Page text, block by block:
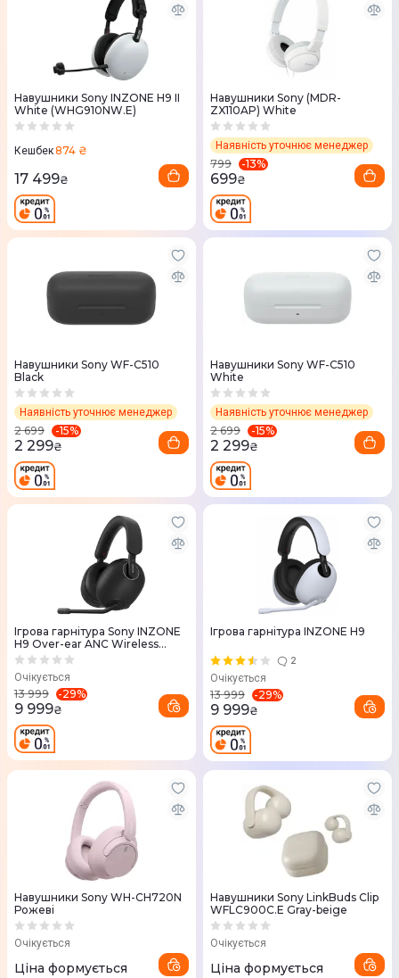
Навушники Sony INZONE H9 II
White (WHG910NW.E)
Кешбек874 ₴
17 499₴
Навушники Sony (MDR-
ZX110AP) White
Наявність уточнює менеджер
799 -13%
699₴
Навушники Sony WF-C510
Black
Наявність уточнює менеджер
2 699 -15%
2 299₴
Навушники Sony WF-C510
White
Наявність уточнює менеджер
2 699 -15%
2 299₴
Ігрова гарнітура Sony INZONE
H9 Over-ear ANC Wireless
(WHG900NB.CE7)
Очікується
13 999 -29%
9 999₴
Ігрова гарнітура INZONE H9
2
Очікується
13 999 -29%
9 999₴
Навушники Sony WH-CH720N
Рожеві
Очікується
Ціна формується
Навушники Sony LinkBuds Clip
WFLC900C.E Gray-beige
Очікується
Ціна формується